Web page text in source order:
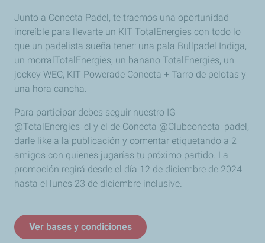
Junto a Conecta Padel, te traemos una oportunidad
increíble para llevarte un KIT TotalEnergies con todo lo
que un padelista sueña tener: una pala Bullpadel Indiga,
un morralTotalEnergies, un banano TotalEnergies, un
jockey WEC, KIT Powerade Conecta + Tarro de pelotas y
una hora cancha.
Para participar debes seguir nuestro IG
@‌TotalEnergies_cl y el de Conecta @‌Clubconecta_padel,
darle like a la publicación y comentar etiquetando a 2
amigos con quienes jugarías tu próximo partido. La
promoción regirá desde el día 12 de diciembre de 2024
hasta el lunes 23 de diciembre inclusive.
Ver bases y condiciones